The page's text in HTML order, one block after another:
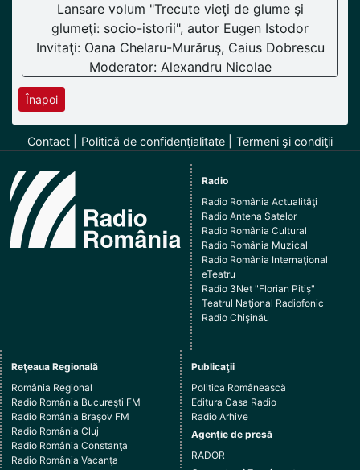
Lansare volum "Trecute vieţi de glume şi
glumeţi: socio-istorii", autor Eugen Istodor
Invitaţi: Oana Chelaru-Murăruş, Caius Dobrescu
Moderator: Alexandru Nicolae
Înapoi
Contact Politică de confidenţialitate Termeni şi condiţii
Radio
Radio România Actualităţi
Radio Antena Satelor
Radio România Cultural
Radio România Muzical
Radio România Internaţional
eTeatru
Radio 3Net "Florian Pitiş"
Teatrul Naţional Radiofonic
Radio Chişinău
Reţeaua Regională
România Regional
Radio România Bucureşti FM
Radio România Braşov FM
Radio România Cluj
Radio România Constanţa
Radio România Vacanţa
Publicaţii
Politica Românească
Editura Casa Radio
Radio Arhive
Agenţie de presă
RADOR